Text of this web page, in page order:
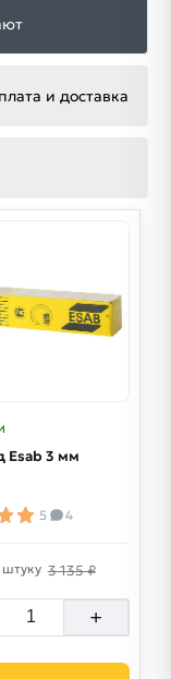
и доставка
Esab 3 мм
5 4
3 135 ₽
+